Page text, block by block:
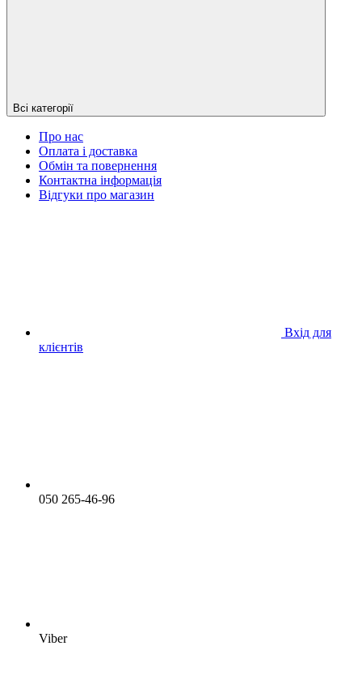
Всі категорії
Про нас
Оплата і доставка
Обмін та повернення
Контактна інформація
Відгуки про магазин
Вхід для
клієнтів
050 265-46-96
Viber